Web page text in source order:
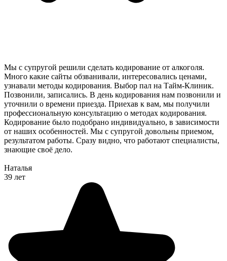
Мы с супругой решили сделать кодирование от алкоголя.
Много какие сайты обзванивали, интересовались ценами,
узнавали методы кодирования. Выбор пал на Тайм-Клиник.
Позвонили, записались. В день кодирования нам позвонили и
уточнили о времени приезда. Приехав к вам, мы получили
профессиональную консультацию о методах кодирования.
Кодирование было подобрано индивидуально, в зависимости
от наших особенностей. Мы с супругой довольны приемом,
результатом работы. Сразу видно, что работают специалисты,
знающие своё дело.
Наталья
39 лет